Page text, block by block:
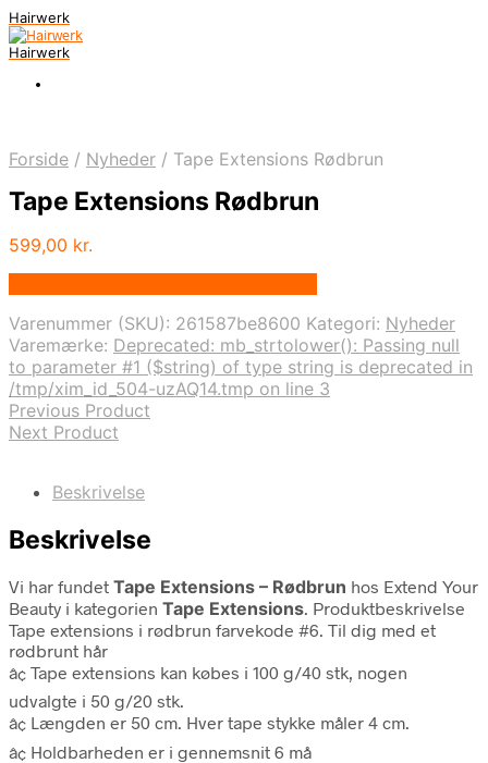
Hairwerk
Hairwerk
Forside / Nyheder / Tape Extensions Rødbrun
Tape Extensions Rødbrun
599,00 kr.
Varenummer (SKU): 261587be8600 Kategori: Nyheder
Varemærke: Deprecated: mb_strtolower(): Passing null
to parameter #1 ($string) of type string is deprecated in
/tmp/xim_id_504-uzAQ14.tmp on line 3
Previous Product
Next Product
Beskrivelse
Beskrivelse
Vi har fundet Tape Extensions – Rødbrun hos Extend Your
Beauty i kategorien Tape Extensions. Produktbeskrivelse
Tape extensions i rødbrun farvekode #6. Til dig med et
rødbrunt hår
â¢ Tape extensions kan købes i 100 g/40 stk, nogen
udvalgte i 50 g/20 stk.
â¢ Længden er 50 cm. Hver tape stykke måler 4 cm.
â¢ Holdbarheden er i gennemsnit 6 må